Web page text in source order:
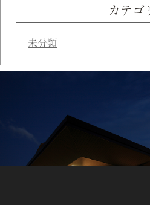
カテゴ
未分類